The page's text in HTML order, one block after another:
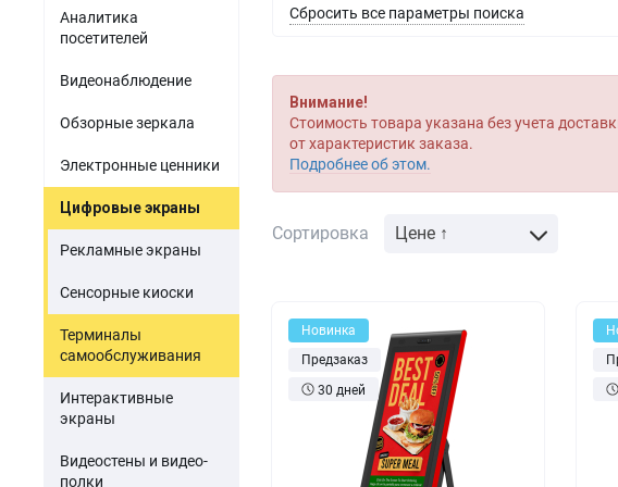
парфюмерия
Оптика
Товары для дома
Мини-ПК
Электронные компоненты
ПО для торговли
Акустомагнитные детекторы
Гибридные видеорегистраторы
Аналитика
посетителей
Видеонаблюдение
Обзорные зеркала
Электронные ценники
Цифровые экраны
Рекламные экраны
Сенсорные киоски
Терминалы
самообслуживания
Интерактивные
экраны
Видеостены и видео-
полки
Сбросить все параметры поиска
Внимание!
Стоимость товара указана без учета
от характеристик заказа.
Подробнее об этом.
Сортировка Цене ↑
Новинка
Предзаказ
30 дней